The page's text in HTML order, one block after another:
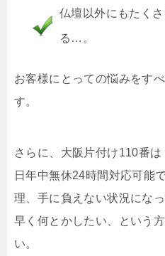
仏壇以外にもたく
る…。
お客様にとっての悩みをす
す。
さらに、大阪片付け110番
日年中無休24時間対応可能
理、手に負えない状況にな
早く何とかしたい、という
い。